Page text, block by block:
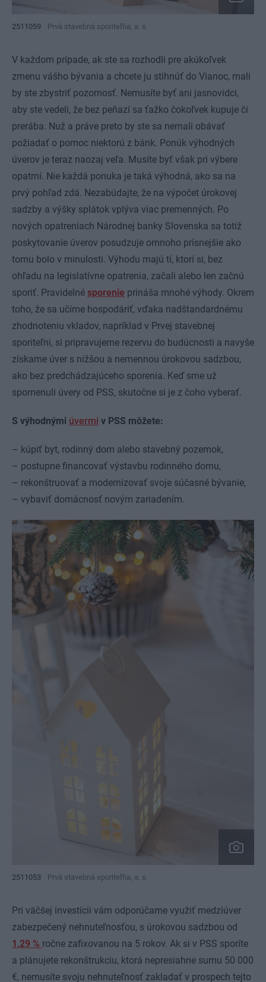
2511059 Prvá stavebná sporiteľňa, a. s.
V každom prípade, ak ste sa rozhodli pre akúkoľvek
zmenu vášho bývania a chcete ju stihnúť do Vianoc, mali
by ste zbystriť pozornosť. Nemusíte byť ani jasnovidci,
aby ste vedeli, že bez peňazí sa ťažko čokoľvek kupuje či
prerába. Nuž a práve preto by ste sa nemali obávať
požiadať o pomoc niektorú z bánk. Ponúk výhodných
úverov je teraz naozaj veľa. Musíte byť však pri výbere
opatrní. Nie každá ponuka je taká výhodná, ako sa na
prvý pohľad zdá. Nezabúdajte, že na výpočet úrokovej
sadzby a výšky splátok vplýva viac premenných. Po
nových opatreniach Národnej banky Slovenska sa totiž
poskytovanie úverov posudzuje omnoho prísnejšie ako
tomu bolo v minulosti. Výhodu majú tí, ktorí si, bez
ohľadu na legislatívne opatrenia, začali alebo len začnú
sporiť. Pravidelné sporenie prináša mnohé výhody. Okrem
toho, že sa učíme hospodáriť, vďaka nadštandardnému
zhodnoteniu vkladov, napríklad v Prvej stavebnej
sporiteľni, si pripravujeme rezervu do budúcnosti a navyše
získame úver s nižšou a nemennou úrokovou sadzbou,
ako bez predchádzajúceho sporenia. Keď sme už
spomenuli úvery od PSS, skutočne si je z čoho vyberať.
S výhodnými úvermi v PSS môžete:
– kúpiť byt, rodinný dom alebo stavebný pozemok,
– postupne financovať výstavbu rodinného domu,
– rekonštruovať a modernizovať svoje súčasné bývanie,
– vybaviť domácnosť novým zariadením.
2511053 Prvá stavebná sporiteľňa, a. s.
Pri väčšej investícii vám odporúčame využiť medziúver
zabezpečený nehnuteľnosťou, s úrokovou sadzbou od
1,29 % ročne zafixovanou na 5 rokov. Ak si v PSS sporíte
a plánujete rekonštrukciu, ktorá nepresiahne sumu 50 000
€, nemusíte svoju nehnuteľnosť zakladať v prospech tejto